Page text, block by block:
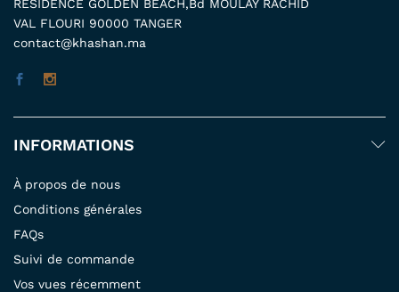
RESIDENCE GOLDEN BEACH,Bd MOULAY RACHID
VAL FLOURI 90000 TANGER
contact@khashan.ma
INFORMATIONS
À propos de nous
Conditions générales
FAQs
Suivi de commande
Vos vues récemment